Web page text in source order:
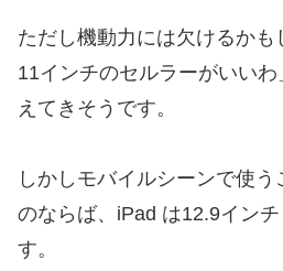
ただし機動力には欠けるかも
11インチのセルラーがいいわ
えてきそうです。
しかしモバイルシーンで使
のならば、iPad は12.9イン
す。